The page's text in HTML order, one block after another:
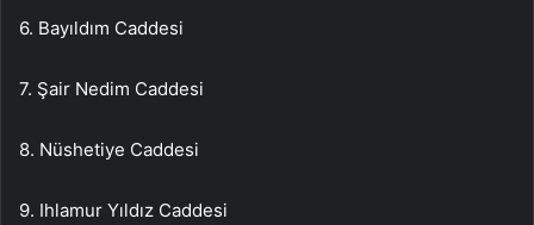
6. Bayıldım Caddesi
7. Şair Nedim Caddesi
8. Nüshetiye Caddesi
9. Ihlamur Yıldız Caddesi